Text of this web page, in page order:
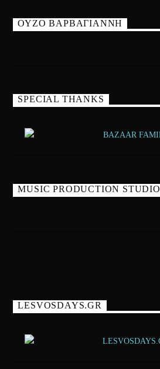
ΟΥΖΟ ΒΑΡΒΑΓΙΑΝΝΗ
SPECIAL THANKS
MUSIC PRODUCTION STUDIO
LESVOSDAYS.GR